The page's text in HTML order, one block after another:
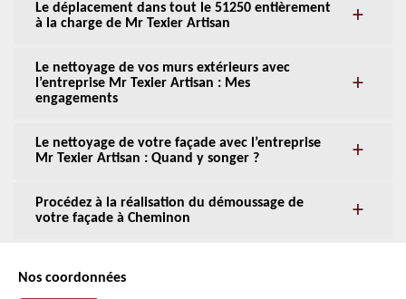
Le déplacement dans tout le 51250 entièrement
à la charge de Mr Texier Artisan
Le nettoyage de vos murs extérieurs avec
l’entreprise Mr Texier Artisan : Mes
engagements
Le nettoyage de votre façade avec l’entreprise
Mr Texier Artisan : Quand y songer ?
Procédez à la réalisation du démoussage de
votre façade à Cheminon
Nos coordonnées